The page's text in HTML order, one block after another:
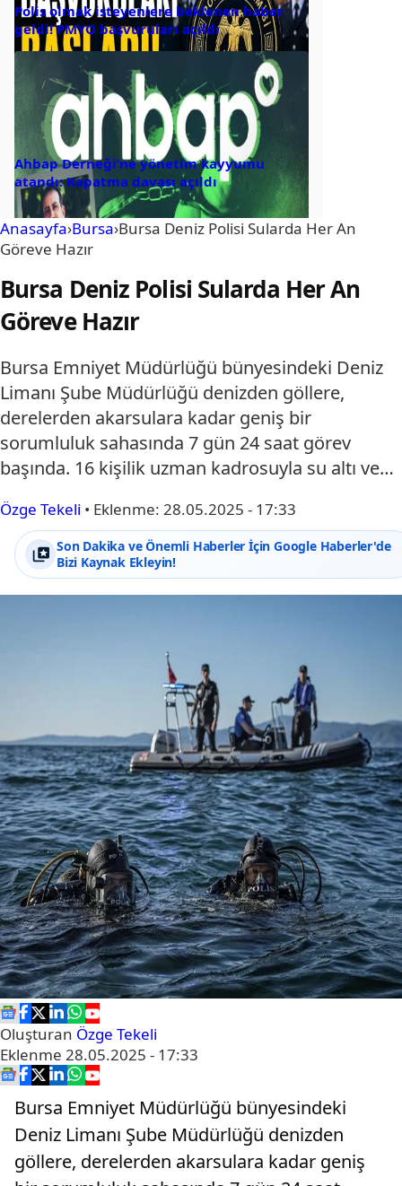
Polis olmak isteyenlere beklenen haber
geldi! PMYO başvuruları açıldı
Ahbap Derneği’ne yönetim kayyumu
atandı: Kapatma davası açıldı
Anasayfa›Bursa›Bursa Deniz Polisi Sularda Her An
Göreve Hazır
Bursa Deniz Polisi Sularda Her An
Göreve Hazır
Bursa Emniyet Müdürlüğü bünyesindeki Deniz
Limanı Şube Müdürlüğü denizden göllere,
derelerden akarsulara kadar geniş bir
sorumluluk sahasında 7 gün 24 saat görev
başında. 16 kişilik uzman kadrosuyla su altı ve…
Özge Tekeli • Eklenme: 28.05.2025 - 17:33
Son Dakika ve Önemli Haberler İçin Google Haberler'de
Bizi Kaynak Ekleyin!
Oluşturan Özge Tekeli
Eklenme 28.05.2025 - 17:33
Bursa Emniyet Müdürlüğü bünyesindeki
Deniz Limanı Şube Müdürlüğü denizden
göllere, derelerden akarsulara kadar geniş